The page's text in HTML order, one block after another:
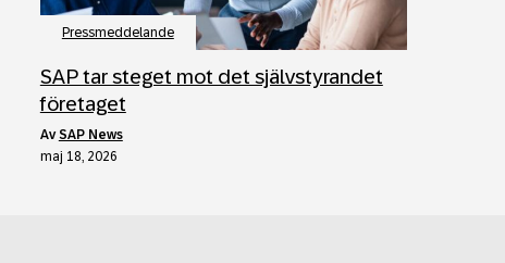
Pressmeddelande
SAP tar steget mot det självstyrandet
företaget
avSAP News
maj 18, 2026